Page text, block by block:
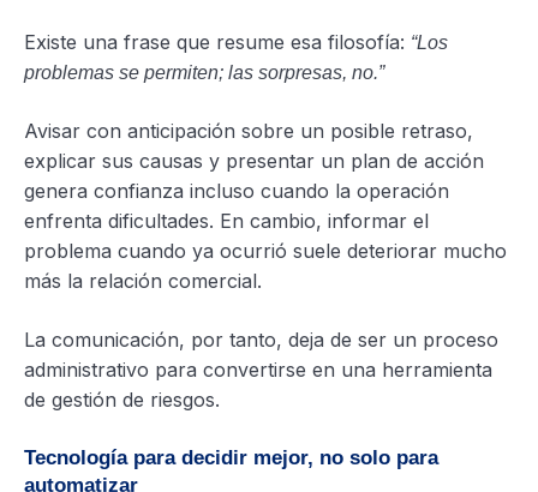
Existe una frase que resume esa filosofía: “Los
problemas se permiten; las sorpresas, no.”
Avisar con anticipación sobre un posible retraso,
explicar sus causas y presentar un plan de acción
genera confianza incluso cuando la operación
enfrenta dificultades. En cambio, informar el
problema cuando ya ocurrió suele deteriorar mucho
más la relación comercial.
La comunicación, por tanto, deja de ser un proceso
administrativo para convertirse en una herramienta
de gestión de riesgos.
Tecnología para decidir mejor, no solo para
automatizar